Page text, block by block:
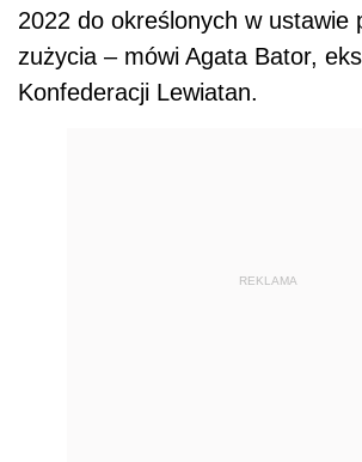
2022 do określonych w ustawie
zużycia – mówi Agata Bator,
Konfederacji Lewiatan.
REKLAMA